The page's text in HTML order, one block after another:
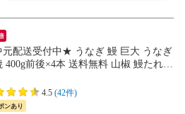
元配送受付中★ うなぎ 鰻 巨大 うなぎ
400g前後×4本 送料無料 山椒 鰻たれ付
大 お取り寄せグルメ 食品 ギフト 海鮮
い 土用丑【最安値！17980円→半額以
円セール】
4.5 (42件)
ンあり